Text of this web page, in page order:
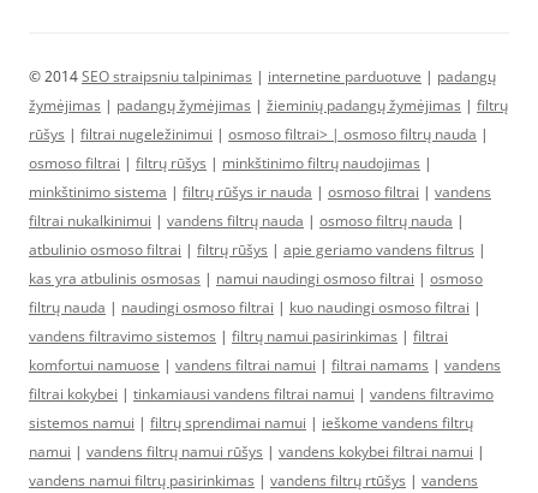
© 2014SEO straipsniu talpinimas | internetine parduotuve | padangų
žymėjimas | padangų žymėjimas | žieminių padangų žymėjimas | filtrų
rūšys | filtrai nugeležinimui | osmoso filtrai> | osmoso filtrų nauda |
osmoso filtrai | filtrų rūšys | minkštinimo filtrų naudojimas |
minkštinimo sistema | filtrų rūšys ir nauda | osmoso filtrai | vandens
filtrai nukalkinimui | vandens filtrų nauda | osmoso filtrų nauda |
atbulinio osmoso filtrai | filtrų rūšys | apie geriamo vandens filtrus |
kas yra atbulinis osmosas | namui naudingi osmoso filtrai | osmoso
filtrų nauda | naudingi osmoso filtrai | kuo naudingi osmoso filtrai |
vandens filtravimo sistemos | filtrų namui pasirinkimas | filtrai
komfortui namuose | vandens filtrai namui | filtrai namams | vandens
filtrai kokybei | tinkamiausi vandens filtrai namui | vandens filtravimo
sistemos namui | filtrų sprendimai namui | ieškome vandens filtrų
namui | vandens filtrų namui rūšys | vandens kokybei filtrai namui |
vandens namui filtrų pasirinkimas | vandens filtrų rtūšys | vandens